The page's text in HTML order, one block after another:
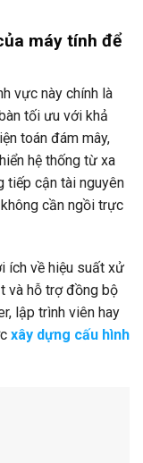
máy tính để
vực này chính là
tối ưu với khả
toán đám mây,
hệ thống từ xa
tiếp cận tài nguyên
cần ngồi trực
ích về hiệu suất xử
và hỗ trợ đồng bộ
lập trình viên hay
xây dựng cấu hình